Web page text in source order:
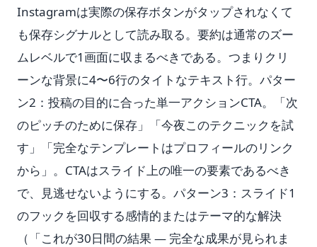
Instagramは実際の保存ボタンがタップされなくて
も保存シグナルとして読み取る。要約は通常のズー
ムレベルで1画面に収まるべきである。つまりクリ
ーンな背景に4〜6行のタイトなテキスト行。パター
ン2：投稿の目的に合った単一アクションCTA。「次
のピッチのために保存」「今夜このテクニックを試
す」「完全なテンプレートはプロフィールのリンク
から」。CTAはスライド上の唯一の要素であるべき
で、見逃せないようにする。パターン3：スライド1
のフックを回収する感情的またはテーマ的な解決
（「これが30日間の結果 — 完全な成果が見られま